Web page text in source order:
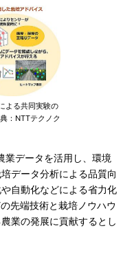
よる共同実験の
：NTTテクノク
データを活用し、環境
データ分析による品質向
自動化などによる省力化
先端技術と栽培ノウハウ
業の発展に貢献するとし